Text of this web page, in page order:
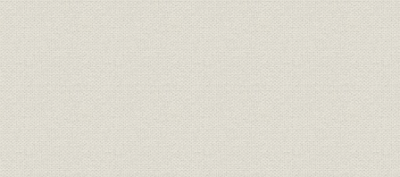
第2節 住友への経営委託と積極経営
第3節 搬送機器の開発と無線部門への進出
第4節 工場新設と関係会社の増加
第5節 業績の回復